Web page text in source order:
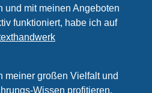
und mit meinen Angeboten
funktioniert, habe ich auf
meiner großen Vielfalt und
Wissen profitieren,